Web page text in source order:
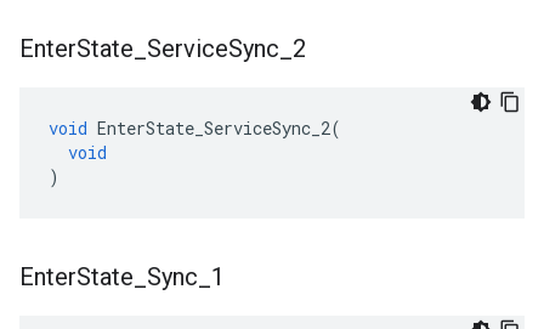
EnterState ServiceSync 2
void EnterState_ServiceSync_2(
void
)
EnterState Sync 1